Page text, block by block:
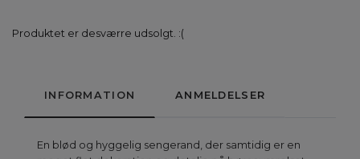
Produktet er desværre udsolgt. :(
INFORMATION ANMELDELSER
En blød og hyggelig sengerand, der samtidig er en